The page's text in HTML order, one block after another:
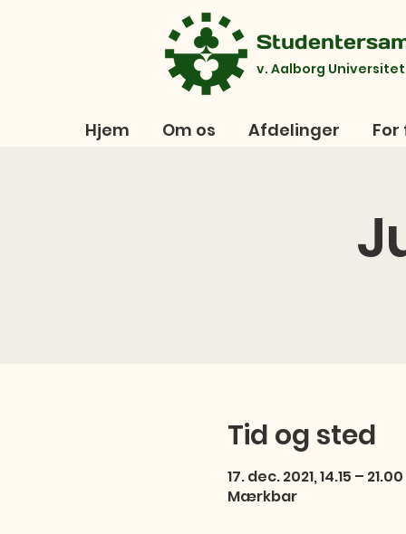
v. Aalborg Universitet
Hjem Om os Afdelinger
Tid og sted
17. dec. 2021, 14.15 – 21.00
Mærkbar